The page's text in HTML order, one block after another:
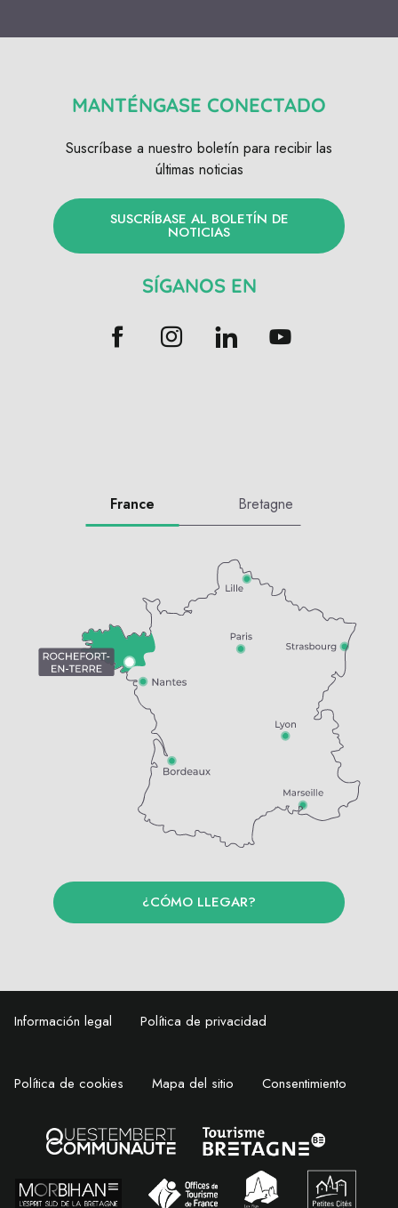
MANTÉNGASE CONECTADO
Suscríbase a nuestro boletín para recibir las
últimas noticias
SUSCRÍBASE AL BOLETÍN DE
NOTICIAS
SÍGANOS EN
France Bretagne
¿CÓMO LLEGAR?
Información legal Política de privacidad
Política de cookies Mapa del sitio Consentimiento